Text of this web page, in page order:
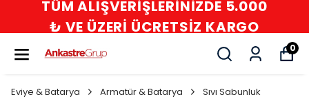
5.000
İLETİŞİM : 0532 480
0216 594 83
0
Eviye & Batarya Armatür & Batarya Sıvı Sabunluk